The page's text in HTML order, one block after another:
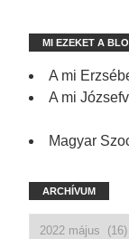
MI EZEKET A
A mi
A mi
Magyar
ARCHÍVUM